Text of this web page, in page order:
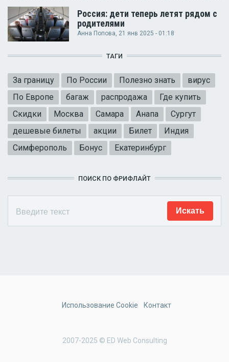
Россия: дети теперь летят рядом с
родителями
Анна Попова, 21 янв 2025 - 01:18
ТАГИ
За границу По России Полезно знать
вирус
По Европе
багаж распродажа
Где купить
Скидки
Москва Самара Анапа
Сургут
дешевые билеты
акции Билет
Индия
Симферополь
Бонус Екатеринбург
ПОИСК ПО ФРИФЛАЙТ
2007-2025 © ED Web Consulting
Использование Cookie Контакт